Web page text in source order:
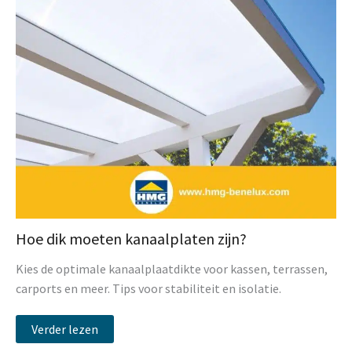
Hoe dik moeten kanaalplaten zijn?
Kies de optimale kanaalplaatdikte voor kassen, terrassen,
carports en meer. Tips voor stabiliteit en isolatie.
Verder lezen